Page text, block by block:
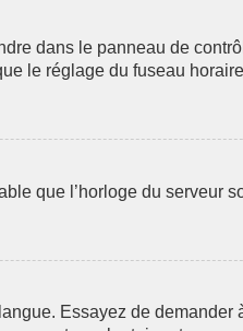
dans le panneau de
le réglage du fuseau
que l’horloge du serveur
Essayez de demander